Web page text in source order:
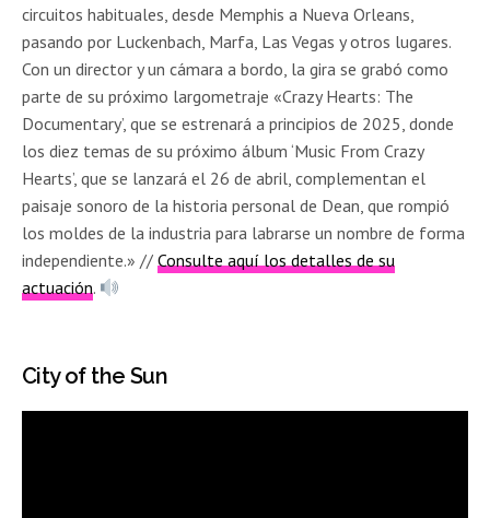
circuitos habituales, desde Memphis a Nueva Orleans,
pasando por Luckenbach, Marfa, Las Vegas y otros lugares.
Con un director y un cámara a bordo, la gira se grabó como
parte de su próximo largometraje «Crazy Hearts: The
Documentary’, que se estrenará a principios de 2025, donde
los diez temas de su próximo álbum ‘Music From Crazy
Hearts’, que se lanzará el 26 de abril, complementan el
paisaje sonoro de la historia personal de Dean, que rompió
los moldes de la industria para labrarse un nombre de forma
independiente.» //Consulte aquí los detalles de su
actuación.
City of the Sun